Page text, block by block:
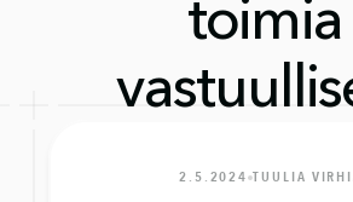
toimia
2.5.2024 TUULIA